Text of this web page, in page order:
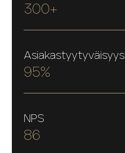
300+
Asiakastyytyväisyys
95%
NPS
86